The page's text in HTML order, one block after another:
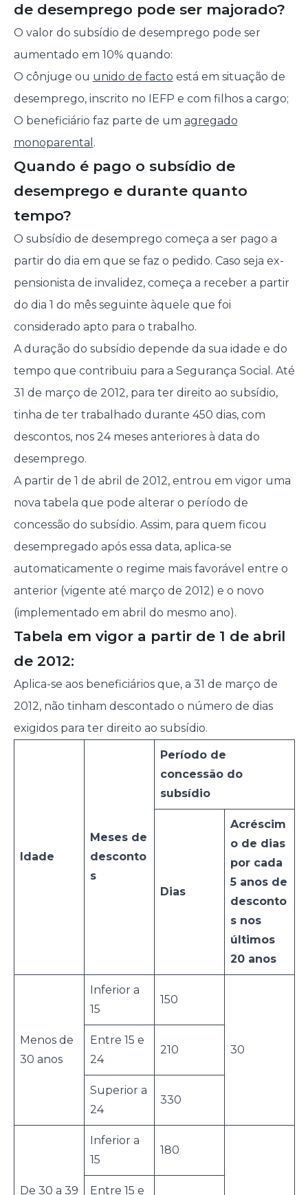
de desemprego pode ser majorado?
O valor do subsídio de desemprego pode ser
aumentado em 10% quando:
O cônjuge ou unido de facto está em situação de
desemprego, inscrito no IEFP e com filhos a cargo;
O beneficiário faz parte de um agregado
monoparental .
Quando é pago o subsídio de
desemprego e durante quanto
tempo?
O subsídio de desemprego começa a ser pago a
partir do dia em que se faz o pedido. Caso seja ex-
pensionista de invalidez, começa a receber a partir
do dia 1 do mês seguinte àquele que foi
considerado apto para o trabalho.
A duração do subsídio depende da sua idade e do
tempo que contribuiu para a Segurança Social. Até
31 de março de 2012, para ter direito ao subsídio,
tinha de ter trabalhado durante 450 dias, com
descontos, nos 24 meses anteriores à data do
desemprego.
A partir de 1 de abril de 2012, entrou em vigor uma
nova tabela que pode alterar o período de
concessão do subsídio. Assim, para quem ficou
desempregado após essa data, aplica-se
automaticamente o regime mais favorável entre o
anterior (vigente até março de 2012) e o novo
(implementado em abril do mesmo ano).
Tabela em vigor a partir de 1 de abril
de 2012:
Aplica-se aos beneficiários que, a 31 de março de
2012, não tinham descontado o número de dias
exigidos para ter direito ao subsídio.
Idade
Meses de
desconto
s
Período de
concessão do
subsídio
Dias
Acréscim
o de dias
por cada
5 anos de
desconto
s nos
últimos
20 anos
Menos de
30 anos
Inferior a
15
150
30
Entre 15 e
24
210
Superior a
24
330
De 30 a 39
Inferior a
15
180
Entre 15 e